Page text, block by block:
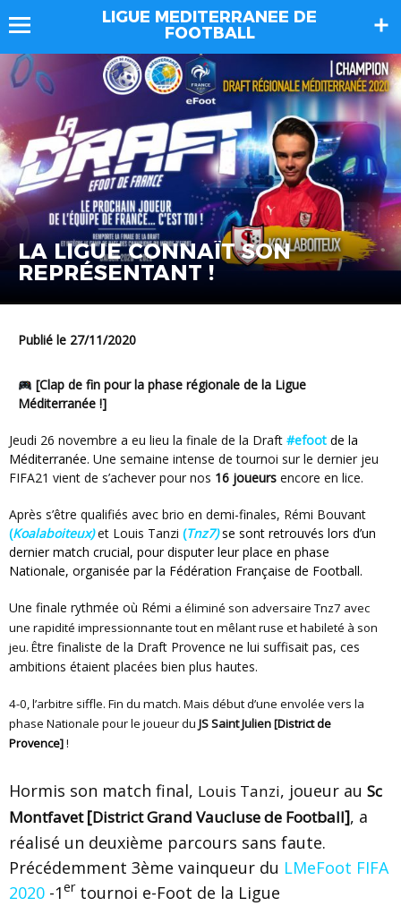
LIGUE MEDITERRANEE DE
FOOTBALL
LA LIGUE CONNAÎT SON
REPRÉSENTANT !
Publié le 27/11/2020
[Clap de fin pour la phase régionale de la Ligue
Méditerranée !]
Jeudi 26 novembre a eu lieu la finale de la Draft #efoot de la
Méditerranée. Une semaine intense de tournoi sur le dernier jeu
FIFA21 vient de s’achever pour nos 16 joueurs encore en lice.
Après s’être qualifiés avec brio en demi-finales, Rémi Bouvant
(Koalaboiteux)et Louis Tanzi (Tnz7) se sont retrouvés lors d’un
dernier match crucial, pour disputer leur place en phase
Nationale, organisée par la Fédération Française de Football.
Une finale rythmée où Rémi a éliminé son adversaire Tnz7 avec
une rapidité impressionnante tout en mêlant ruse et habileté à son
jeu. Être finaliste de la Draft Provence ne lui suffisait pas, ces
ambitions étaient placées bien plus hautes.
4-0, l’arbitre siffle. Fin du match. Mais début d’une envolée vers la
phase Nationale pour le joueurdu JS Saint Julien[District de
Provence]!
Hormis son match final, Louis Tanzi, joueur au Sc
Montfavet [District Grand Vaucluse de Football], a
réalisé un deuxième parcours sans faute.
Précédemment 3ème vainqueur du LMeFoot FIFA
2020 -1ertournoi e-Foot de la Ligue